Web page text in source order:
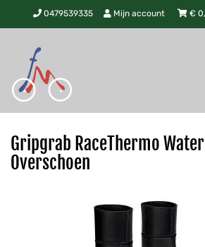
0479539335 Mijn account €
Gripgrab RaceThermo
Overschoen